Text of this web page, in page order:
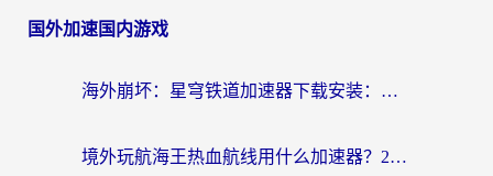
国外加速国内游戏
海外崩坏：星穹铁道加速器下载安装：一份给游子的终极网络指南
境外玩航海王热血航线用什么加速器？2026海外玩家实测最优方案（附欧洲问道堡垒前线加速技巧）